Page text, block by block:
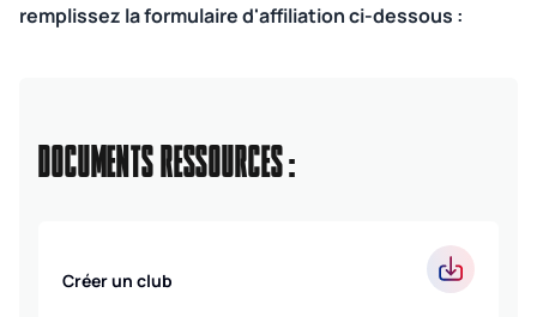
remplissez la formulaire d'affiliation ci-dessous :
DOCUMENTS RESSOURCES :
Créer un club